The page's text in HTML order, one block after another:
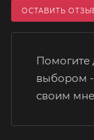
ОСТАВИТЬ
Помогите
выбором -
своим